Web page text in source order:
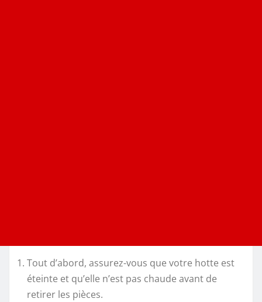
Tout d’abord, assurez-vous que votre hotte est
éteinte et qu’elle n’est pas chaude avant de
retirer les pièces.